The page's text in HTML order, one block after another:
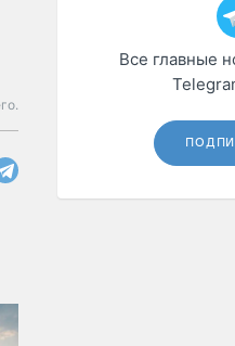
Все главные